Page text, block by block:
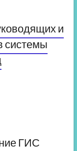
и
системы
ГИС